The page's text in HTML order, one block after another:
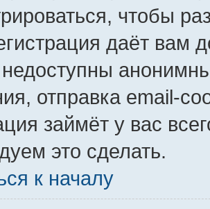
чтобы
даёт вам
отправка email-
займёт у вас
это сделать.
к началу